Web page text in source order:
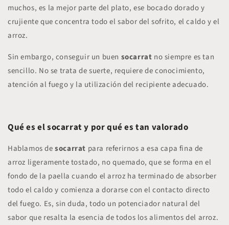
muchos, es la mejor parte del plato, ese bocado dorado y
crujiente que concentra todo el sabor del sofrito, el caldo y el
arroz.
Sin embargo, conseguir un buen socarrat no siempre es tan
sencillo. No se trata de suerte, requiere de conocimiento,
atención al fuego y la utilización del recipiente adecuado.
Qué es el socarrat y por qué es tan valorado
Hablamos desocarrat para referirnos a esa capa fina de
arroz ligeramente tostado, no quemado, que se forma en el
fondo de la paella cuando el arroz ha terminado de absorber
todo el caldo y comienza a dorarse con el contacto directo
del fuego. Es, sin duda, todo un potenciador natural del
sabor que resalta la esencia de todos los alimentos del arroz.